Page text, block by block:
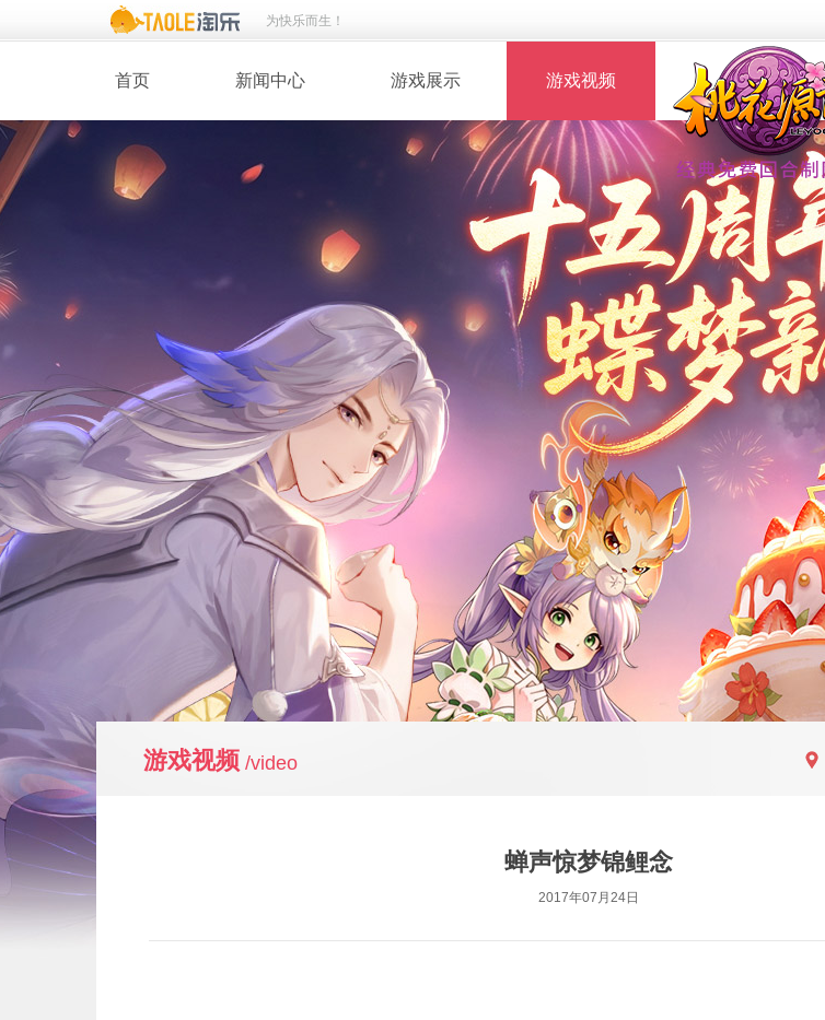
为快乐而生！
首页 新闻中心 游戏展示 游戏视频
· 维护公告
· 桃花美人
· 桃花服战
· 玩家自制
· 版本CG
· 解说视频
游戏视频 /video
蝉声惊梦锦鲤念
2017年07月24日